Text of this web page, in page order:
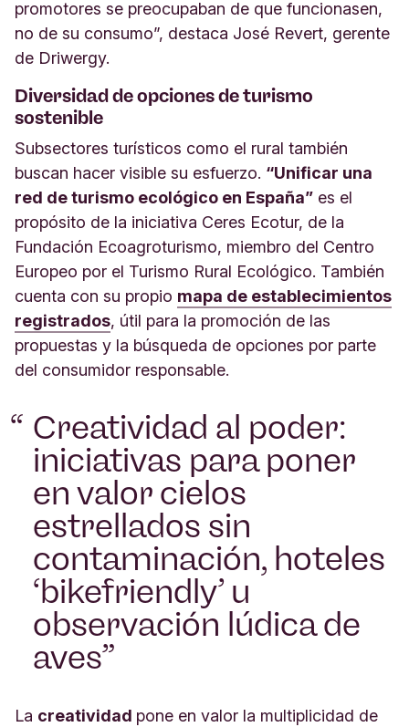
promotores se preocupaban de que funcionasen,
no de su consumo”, destaca José Revert, gerente
de Driwergy.
Diversidad de opciones de turismo
sostenible
Subsectores turísticos como el rural también
buscan hacer visible su esfuerzo. “Unificar una
red de turismo ecológico en España” es el
propósito de la iniciativa Ceres Ecotur, de la
Fundación Ecoagroturismo, miembro del Centro
Europeo por el Turismo Rural Ecológico. También
cuenta con su propio mapa de establecimientos
registrados, útil para la promoción de las
propuestas y la búsqueda de opciones por parte
del consumidor responsable.
Creatividad al poder:
iniciativas para poner
en valor cielos
estrellados sin
contaminación, hoteles
‘bikefriendly’ u
observación lúdica de
aves
La creatividad pone en valor la multiplicidad de